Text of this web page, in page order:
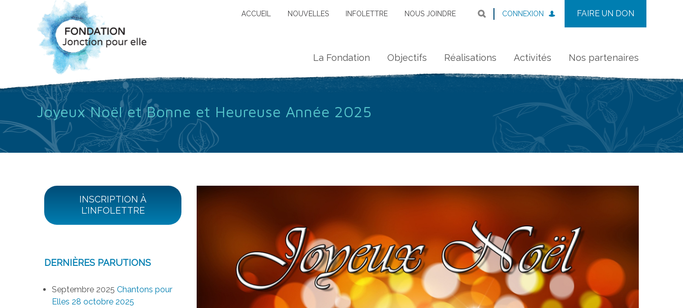
ACCUEIL NOUVELLES INFOLETTRE NOUS JOINDRE CONNEXION FAIRE UN DON
La Fondation Objectifs Réalisations Activités Nos partenaires
Joyeux Noël et Bonne et Heureuse Année 2025
INSCRIPTION À
L'INFOLETTRE
DERNIÈRES PARUTIONS
Septembre 2025 Chantons pour
Elles 28 octobre 2025